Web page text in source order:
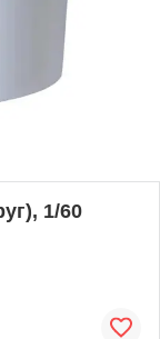
1/60